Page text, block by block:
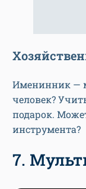
Именинник —
человек?
подарок.
инструмента?
7.